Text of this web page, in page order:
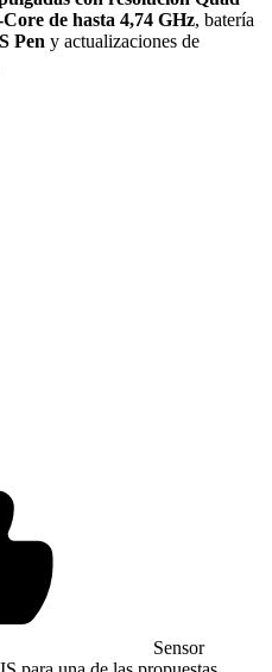
de hasta 4,74 GHz, batería
S Pen y actualizaciones de
Sensor